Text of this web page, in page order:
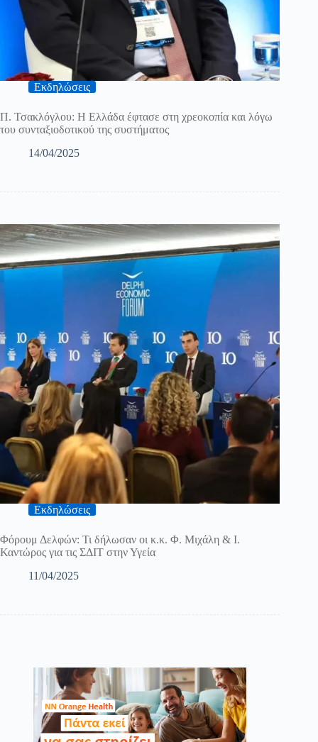
Εκδηλώσεις
Π. Τσακλόγλου: Η Ελλάδα έφτασε στη χρεοκοπία και λόγω
του συνταξιοδοτικού της συστήματος
14/04/2025
Εκδηλώσεις
Φόρουμ Δελφών: Τι δήλωσαν οι κ.κ. Φ. Μιχάλη & Ι.
Καντώρος για τις ΣΔΙΤ στην Υγεία
11/04/2025